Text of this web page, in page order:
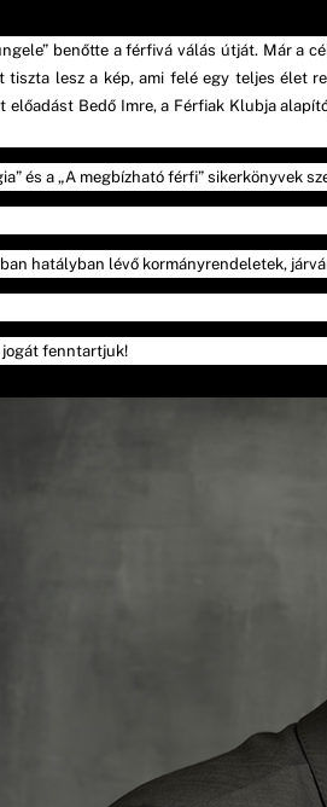
benőtte a férfivá válás útját. Már a
tiszta lesz a kép, ami felé egy teljes élet
előadást Bedő Imre, a Férfiak Klubja
és a „A megbízható férfi” sikerkönyvek
hatályban lévő kormányrendeletek,
fenntartjuk!